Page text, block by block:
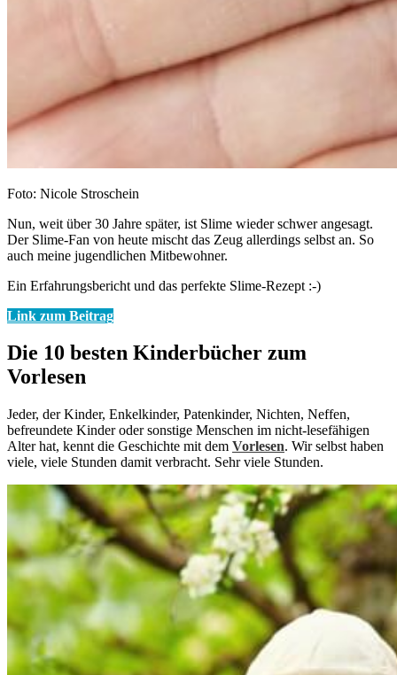
Foto: Nicole Stroschein
Nun, weit über 30 Jahre später, ist Slime wieder schwer angesagt.
Der Slime-Fan von heute mischt das Zeug allerdings selbst an. So
auch meine jugendlichen Mitbewohner.
Ein Erfahrungsbericht und das perfekte Slime-Rezept :-)
Link zum Beitrag
Die 10 besten Kinderbücher zum
Vorlesen
Jeder, der Kinder, Enkelkinder, Patenkinder, Nichten, Neffen,
befreundete Kinder oder sonstige Menschen im nicht-lesefähigen
Alter hat, kennt die Geschichte mit dem Vorlesen. Wir selbst haben
viele, viele Stunden damit verbracht. Sehr viele Stunden.